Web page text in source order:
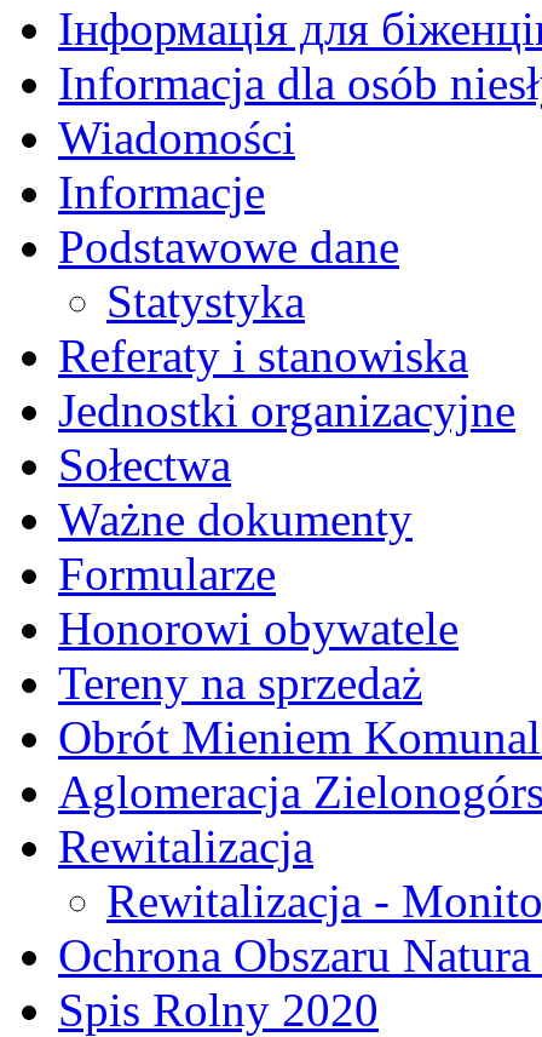
Інформація для
Informacja dla osób
Wiadomości
Informacje
Podstawowe dane
Statystyka
Referaty i stanowiska
Jednostki organizacyjne
Sołectwa
Ważne dokumenty
Formularze
Honorowi obywatele
Tereny na sprzedaż
Obrót Mieniem
Aglomeracja
Rewitalizacja
Rewitalizacja -
Ochrona Obszaru
Spis Rolny 2020